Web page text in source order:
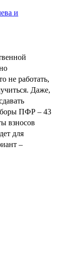
и
не работать,
Даже,
ПФР – 43
взносов
для
–